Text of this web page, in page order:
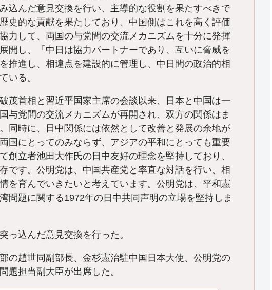
込んだ意見交換を行い、主導的な役割を果たすべきで
史的な貢献を果たしており、中国側はこれを高く評価
力して、両国の与党間の交流メカニズムを十分に発揮
開し、「中日は協力パートナーであり、互いに脅威を
推進し、相違点を建設的に管理し、中日間の政治的相
いる。
茂首相と習近平国家主席の会談以来、日本と中国は一
与党間の交流メカニズムが再開され、双方の関係はま
同時に、日中関係には依然として改善と発展の余地が
国にとってのみならず、アジアの平和にとっても重要
創立者池田大作氏の日中友好の理念を堅持しており、
です。公明党は、中国共産党と率直な対話を行い、相
を育んでいきたいと考えています。公明党は、平和憲
問題に関する1972年の日中共同声明の立場を堅持しま
っ込んだ意見交換を行った。
の趙世同副部長、金杉憲治駐中国日本大使、公明党の
題担当副大臣が出席した。